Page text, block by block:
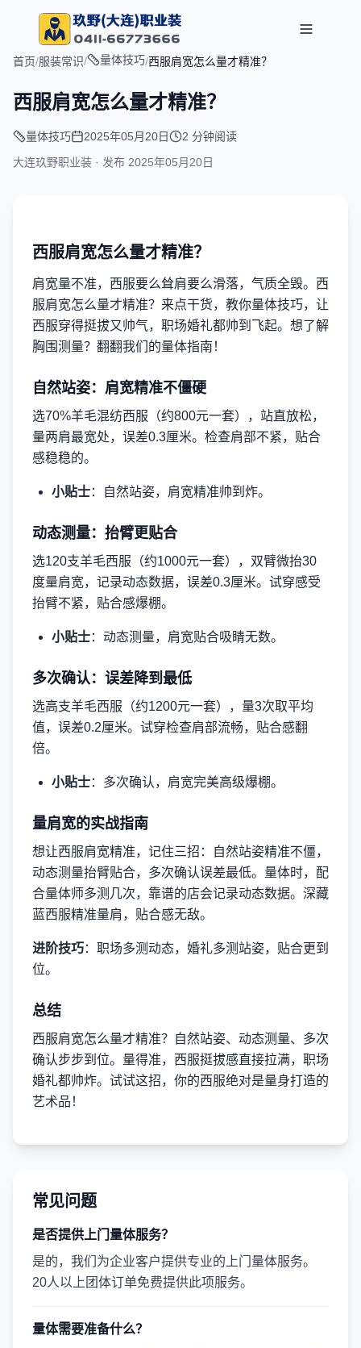
首页/服装常识/ 量体技巧/西服肩宽怎么量才精准？
西服肩宽怎么量才精准？
量体技巧 2025年05月20日
2 分钟阅读
大连玖野职业装 · 发布 2025年05月20日
西服肩宽怎么量才精准？
肩宽量不准，西服要么耸肩要么滑落，气质全毁。西
服肩宽怎么量才精准？来点干货，教你量体技巧，让
西服穿得挺拔又帅气，职场婚礼都帅到飞起。想了解
胸围测量？翻翻我们的量体指南！
自然站姿：肩宽精准不僵硬
选70%羊毛混纺西服（约800元一套），站直放松，
量两肩最宽处，误差0.3厘米。检查肩部不紧，贴合
感稳稳的。
小贴士：自然站姿，肩宽精准帅到炸。
动态测量：抬臂更贴合
选120支羊毛西服（约1000元一套），双臂微抬30
度量肩宽，记录动态数据，误差0.3厘米。试穿感受
抬臂不紧，贴合感爆棚。
小贴士：动态测量，肩宽贴合吸睛无数。
多次确认：误差降到最低
选高支羊毛西服（约1200元一套），量3次取平均
值，误差0.2厘米。试穿检查肩部流畅，贴合感翻
倍。
小贴士：多次确认，肩宽完美高级爆棚。
量肩宽的实战指南
想让西服肩宽精准，记住三招：自然站姿精准不僵，
动态测量抬臂贴合，多次确认误差最低。量体时，配
合量体师多测几次，靠谱的店会记录动态数据。深藏
蓝西服精准量肩，贴合感无敌。
进阶技巧：职场多测动态，婚礼多测站姿，贴合更到
位。
总结
西服肩宽怎么量才精准？自然站姿、动态测量、多次
确认步步到位。量得准，西服挺拔感直接拉满，职场
婚礼都帅炸。试试这招，你的西服绝对是量身打造的
艺术品！
常见问题
是否提供上门量体服务？
是的，我们为企业客户提供专业的上门量体服务。
20人以上团体订单免费提供此项服务。
量体需要准备什么？